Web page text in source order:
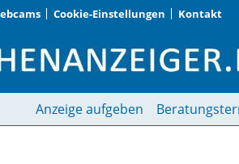
Cookie-Einstellungen Kontakt
|
Anzeige aufgeben